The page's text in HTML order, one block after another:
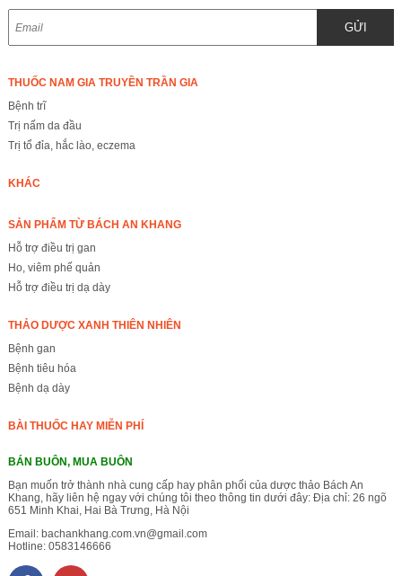
GỬI
THUỐC NAM GIA TRUYỀN TRẦN GIA
Bệnh trĩ
Trị nấm da đầu
Trị tổ đỉa, hắc lào, eczema
KHÁC
SẢN PHẨM TỪ BÁCH AN KHANG
Hỗ trợ điều trị gan
Ho, viêm phế quản
Hỗ trợ điều trị dạ dày
THẢO DƯỢC XANH THIÊN NHIÊN
Bệnh gan
Bệnh tiêu hóa
Bệnh dạ dày
BÀI THUỐC HAY MIỄN PHÍ
BÁN BUÔN, MUA BUÔN
Bạn muốn trở thành nhà cung cấp hay phân phối của dược thảo Bách An
Khang, hãy liên hệ ngay với chúng tôi theo thông tin dưới đây: Địa chỉ: 26 ngõ
651 Minh Khai, Hai Bà Trưng, Hà Nội
Email: bachankhang.com.vn@gmail.com
Hotline: 0583146666